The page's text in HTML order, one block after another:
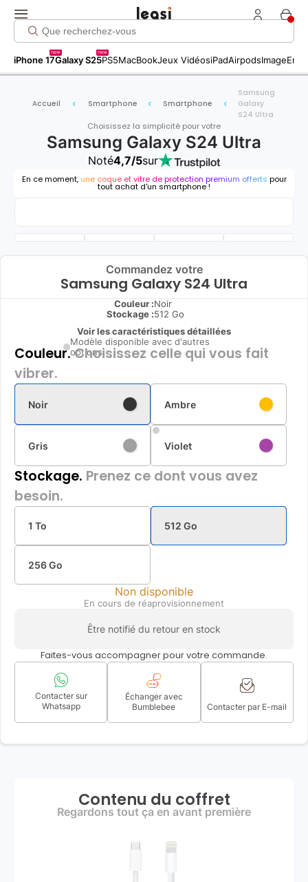
iPhone 17
new
Galaxy S25
new
PS5MacBookJeux VidéosiPadAirpodsImage
Accueil Smartphone Smartphone
Samsung
Galaxy
S24 Ultra
Choisissez la simplicité pour votre
Samsung Galaxy S24 Ultra
Noté4,7/5sur
En ce moment, une coque et vitre de protection premium offerts pour
tout achat d'un smartphone !
Commandez votre
Samsung Galaxy S24 Ultra
Couleur :Noir
Stockage :512 Go
Voir les caractéristiques détaillées
Modèle disponible avec d'autres
options
Couleur.Choisissez celle qui vous fait
vibrer.
Noir Ambre
Gris Violet
Stockage. Prenez ce dont vous avez
besoin.
1 To 512 Go
256 Go
Non disponible
En cours de réaprovisionnement
Être notifié du retour en stock
Faites-vous accompagner pour votre commande.
Contacter sur
Whatsapp
Échanger avec
Bumblebee
Contacter par E-mail
Contenu du coffret
Regardons tout ça en avant première